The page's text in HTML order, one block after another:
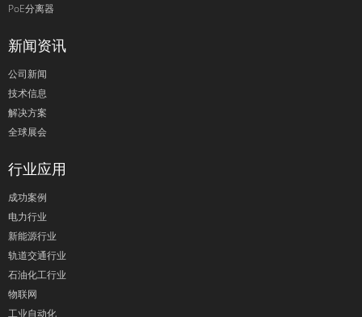
PoE分离器
新闻资讯
公司新闻
技术信息
解决方案
全球展会
行业应用
成功案例
电力行业
新能源行业
轨道交通行业
石油化工行业
物联网
工业自动化